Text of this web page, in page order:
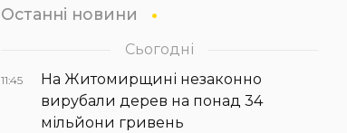
Останні новини
Сьогодні
11:45
На Житомирщині незаконно
вирубали дерев на понад 34
мільйони гривень